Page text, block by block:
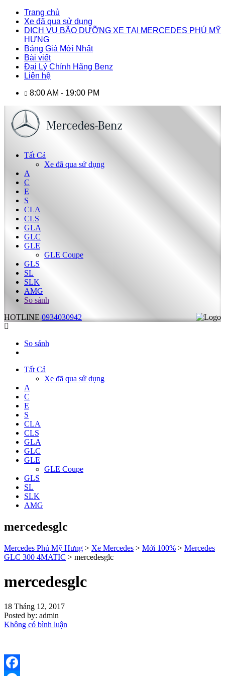
Trang chủ
Xe đã qua sử dụng
DỊCH VỤ BÃO DƯỠNG XE TẠI MERCEDES PHÚ MỸ
HƯNG
Bảng Giá Mới Nhất
Bài viết
Đại Lý Chính Hãng Benz
Liên hệ
8:00 AM - 19:00 PM
Tất Cả
Xe đã qua sử dụng
A
C
E
S
CLA
CLS
GLA
GLC
GLE
GLE Coupe
GLS
SL
SLK
AMG
So sánh
HOTLINE 0934030942
So sánh
Tất Cả
Xe đã qua sử dụng
A
C
E
S
CLA
CLS
GLA
GLC
GLE
GLE Coupe
GLS
SL
SLK
AMG
mercedesglc
Mercedes Phú Mỹ Hưng > Xe Mercedes > Mới 100% > Mercedes
GLC 300 4MATIC > mercedesglc
mercedesglc
18 Tháng 12, 2017
Posted by: admin
Không có bình luận